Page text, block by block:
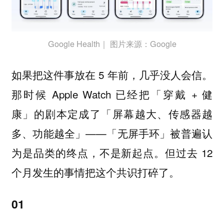
Google Health｜ 图片来源：Google
如果把这件事放在 5 年前，几乎没人会信。
那时候 Apple Watch 已经把「穿戴 + 健
康」的剧本定成了「屏幕越大、传感器越
多、功能越全」——「无屏手环」被普遍认
为是品类的终点，不是新起点。但过去 12
个月发生的事情把这个共识打碎了。
01